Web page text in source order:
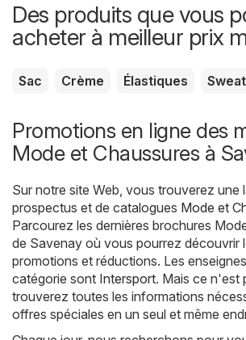
Des produits que vous
acheter à meilleur prix
Sac Crème Élastiques
Promotions en ligne des
Mode et Chaussures à
Sur notre site Web, vous trouverez une
prospectus et de catalogues Mode et
Parcourez les dernières brochures
de Savenay où vous pourrez découvrir
promotions et réductions. Les
catégorie sont Intersport. Mais ce n'est
trouverez toutes les informations
offres spéciales en un seul et même